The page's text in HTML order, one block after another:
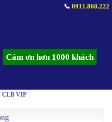
📞 0911.860.222
Cảm ơn hơn 1000 khách
|CLB VIP